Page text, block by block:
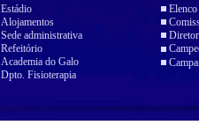
Estádio
Alojamentos
Sede administrativa
Refeitório
Academia do Galo
Dpto. Fisioterapia
Elenco